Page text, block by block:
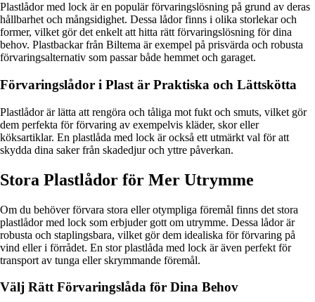
Plastlådor med lock är en populär förvaringslösning på grund av deras
hållbarhet och mångsidighet. Dessa lådor finns i olika storlekar och
former, vilket gör det enkelt att hitta rätt förvaringslösning för dina
behov. Plastbackar från Biltema är exempel på prisvärda och robusta
förvaringsalternativ som passar både hemmet och garaget.
Förvaringslådor i Plast är Praktiska och Lättskötta
Plastlådor är lätta att rengöra och tåliga mot fukt och smuts, vilket gör
dem perfekta för förvaring av exempelvis kläder, skor eller
köksartiklar. En plastlåda med lock är också ett utmärkt val för att
skydda dina saker från skadedjur och yttre påverkan.
Stora Plastlådor för Mer Utrymme
Om du behöver förvara stora eller otympliga föremål finns det stora
plastlådor med lock som erbjuder gott om utrymme. Dessa lådor är
robusta och staplingsbara, vilket gör dem idealiska för förvaring på
vind eller i förrådet. En stor plastlåda med lock är även perfekt för
transport av tunga eller skrymmande föremål.
Välj Rätt Förvaringslåda för Dina Behov